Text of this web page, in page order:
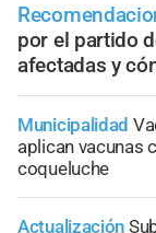
por el partido
afectadas y
Municipalidad
aplican vacunas
coqueluche
Actualización